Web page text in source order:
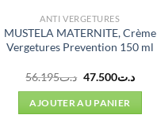
ANTI VERGETURES
MUSTELA MATERNITE, Crème
Vergetures Prevention 150 ml
د.ت56.195
Le
initial
était :
د.ت47.500
Le
AJOUTER AU PANIER